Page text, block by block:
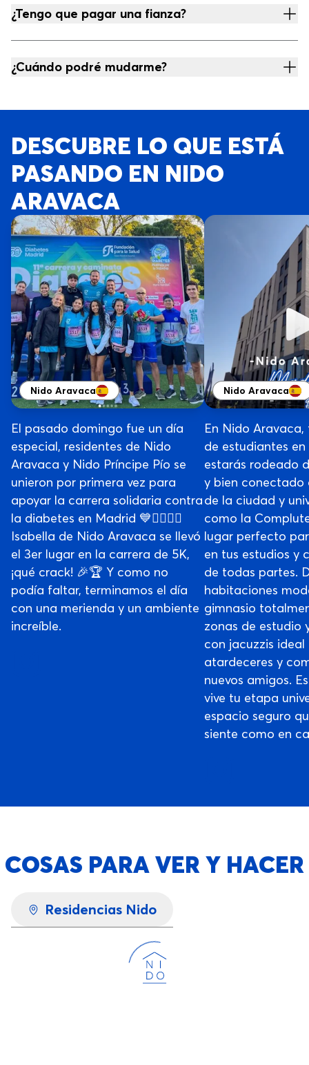
¿Tengo que pagar una fianza?
¿Cuándo podré mudarme?
DESCUBRE LO QUE ESTÁ
PASANDO EN NIDO
ARAVACA
Nido Aravaca
El pasado domingo fue un día
especial, residentes de Nido
Aravaca y Nido Príncipe Pío se
unieron por primera vez para
apoyar la carrera solidaria contra
la diabetes en Madrid 💙🏃‍♀️🏃‍♂️
Isabella de Nido Aravaca se llevó
el 3er lugar en la carrera de 5K,
¡qué crack! 🎉🏆 Y como no
podía faltar, terminamos el día
con una merienda y un ambiente
increíble.
Nido Aravaca
En Nido
de estudiantes
estarás rodeado
y bien conectado
de la ciudad y
como la
lugar perfecto
en tus estudios y
de todas partes.
habitaciones
gimnasio
zonas de estudio
con jacuzzis ideal
atardeceres y
nuevos amigos.
vive tu etapa
espacio seguro
siente como en
COSAS PARA VER Y HACER
Residencias Nido
Cargando...